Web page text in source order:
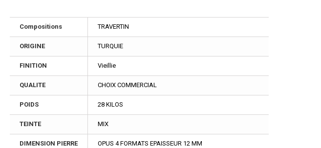
Compositions TRAVERTIN
ORIGINE TURQUIE
FINITION Vieillie
QUALITE CHOIX COMMERCIAL
POIDS 28 KILOS
TEINTE MIX
DIMENSION PIERRE OPUS 4 FORMATS EPAISSEUR 12 MM